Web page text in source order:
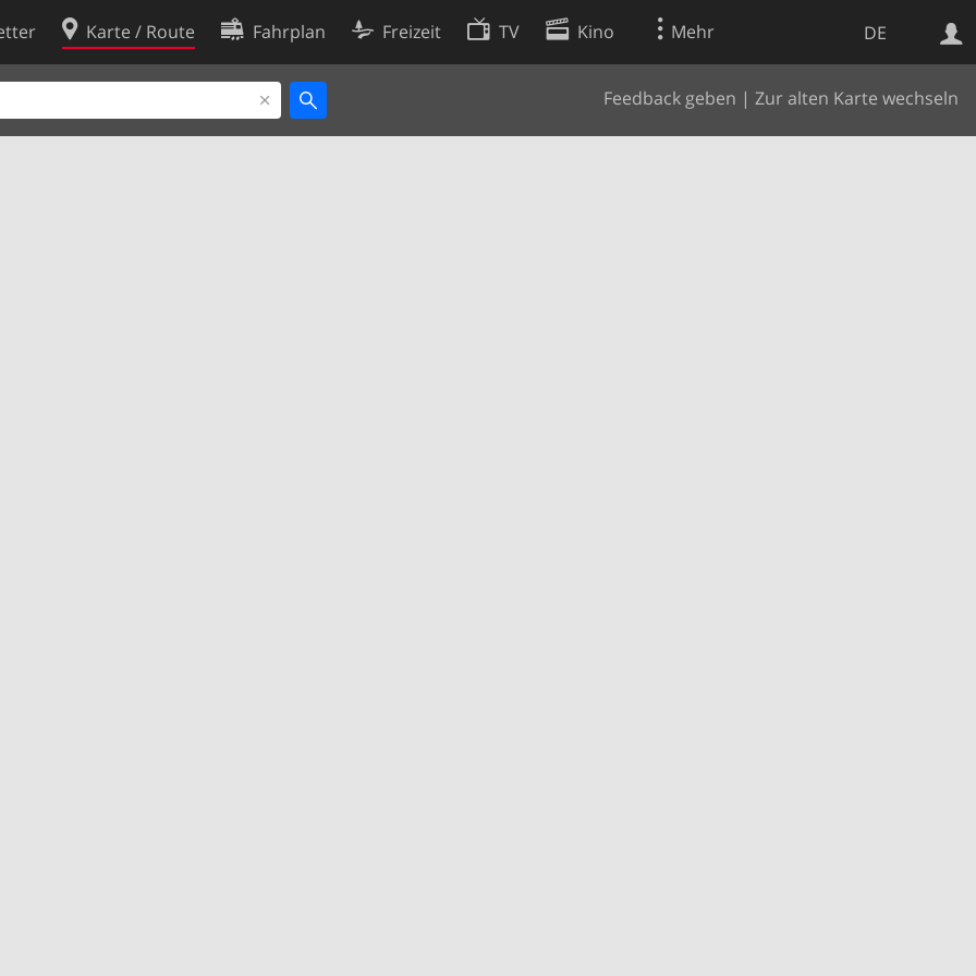
DE
Karte / Route Fahrplan Freizeit TV Kino Mehr
Feedback geben | Zur alten Karte wechseln
Websuche
Cookie-Richtlinie
Cookie-Einstellungen